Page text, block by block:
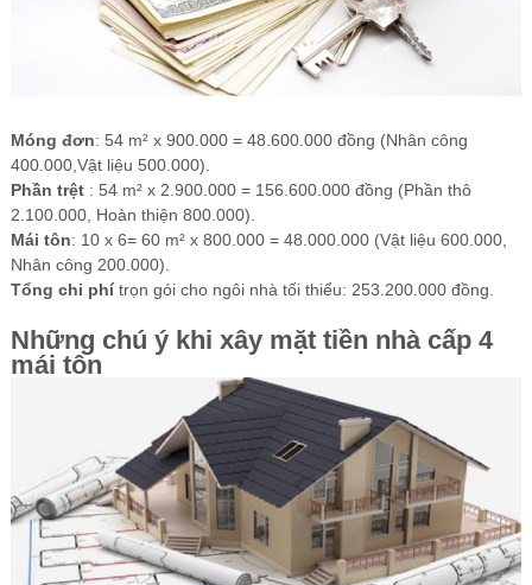
Móng đơn: 54 m² x 900.000 = 48.600.000 đồng (Nhân công
400.000,Vật liệu 500.000).
Phần trệt : 54 m² x 2.900.000 = 156.600.000 đồng (Phần thô
2.100.000, Hoàn thiện 800.000).
Mái tôn: 10 x 6= 60 m² x 800.000 = 48.000.000 (Vật liệu 600.000,
Nhân công 200.000).
Tổng chi phítrọn gói cho ngôi nhà tối thiểu: 253.200.000 đồng.
Những chú ý khi xây mặt tiền nhà cấp 4
mái tôn